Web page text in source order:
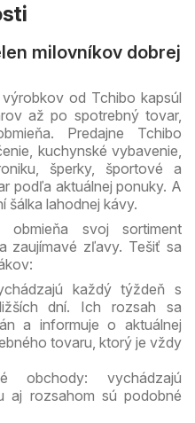
milovníkov dobrej
od Tchibo kapsúl
až po spotrebný tovar,
Predajne Tchibo
kuchynské vybavenie,
šperky, športové a
podľa aktuálnej ponuky. A
šálka lahodnej kávy.
obmieňa svoj sortiment
zaujímavé zľavy. Tešiť sa
každý týždeň s
dní. Ich rozsah sa
a informuje o aktuálnej
tovaru, ktorý je vždy
obchody: vychádzajú
aj rozsahom sú podobné